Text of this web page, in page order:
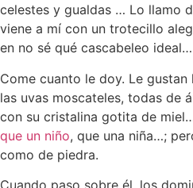
celestes y gualdas … Lo llamo
viene a mí con un trotecillo
en no sé qué cascabeleo ideal…
Come cuanto le doy. Le gustan
las uvas moscateles, todas de
con su cristalina gotita de
que un niño, que una niña…;
como de piedra.